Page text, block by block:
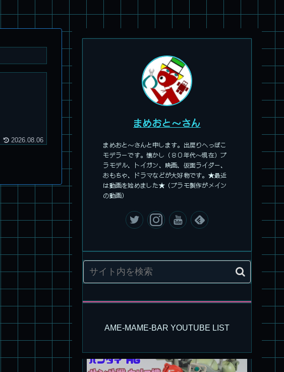
2026.08.06
まめおと～さん
まめおと～さんと申します。出戻りへっぽこ
モデラーです。懐かし（８０年代～現在）プ
ラモデル、トイガン、映画、仮面ライダー、
おもちゃ、ドラマなどが大好物です。★最近
は動画を始めました★（プラモ製作がメイン
の動画）
AME-MAME-BAR YOUTUBE LIST
旧キット製作★アオシマ ロボダッチ モビルZ
パチ組塗装★モデロイド 1/60 イングラム リアクティブアーマ